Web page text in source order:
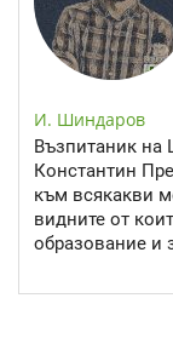
И. Шиндаров
Възпитаник на
Константин
към всякакви
видните от
образование и